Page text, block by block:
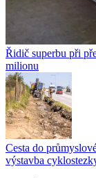
Řidič superbu při
milionu
Cesta do
výstavba